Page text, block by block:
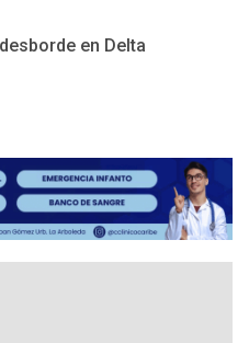
en Delta
de orden público
ÚLTIMA HORA
de Mariño climatiza
del Sistema de